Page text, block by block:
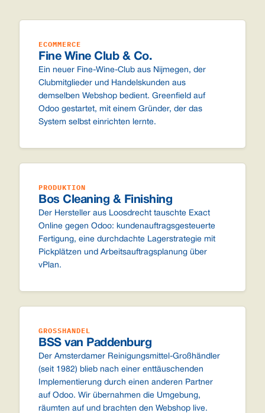
ECOMMERCE
Fine Wine Club & Co.
Ein neuer Fine-Wine-Club aus Nijmegen, der
Clubmitglieder und Handelskunden aus
demselben Webshop bedient. Greenfield auf
Odoo gestartet, mit einem Gründer, der das
System selbst einrichten lernte.
PRODUKTION
Bos Cleaning & Finishing
Der Hersteller aus Loosdrecht tauschte Exact
Online gegen Odoo: kundenauftragsgesteuerte
Fertigung, eine durchdachte Lagerstrategie mit
Pickplätzen und Arbeitsauftragsplanung über
vPlan.
GROSSHANDEL
BSS van Paddenburg
Der Amsterdamer Reinigungsmittel-Großhändler
(seit 1982) blieb nach einer enttäuschenden
Implementierung durch einen anderen Partner
auf Odoo. Wir übernahmen die Umgebung,
räumten auf und brachten den Webshop live.